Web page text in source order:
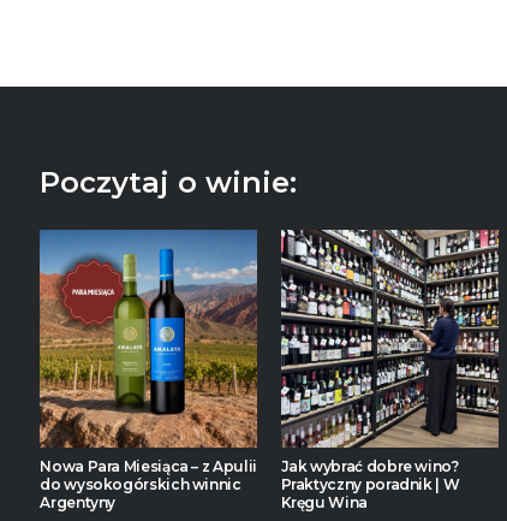
Poczytaj o winie:
Nowa Para Miesiąca – z Apulii
do wysokogórskich winnic
Argentyny
Jak wybrać dobre wino?
Praktyczny poradnik | W
Kręgu Wina